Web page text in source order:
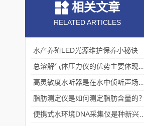
相关文章
RELATED ARTICLES
水产养殖LED光源维护保养小秘诀
脂肪测定仪是如何测定脂肪含量的？